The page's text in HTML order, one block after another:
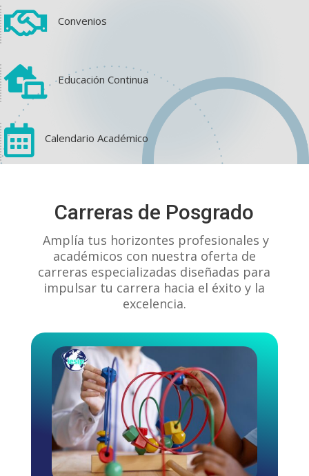
1 0
 Convenios
 Educación Continua
 Calendario Académico
Carreras de Posgrado
Amplía tus horizontes profesionales y
académicos con nuestra oferta de
carreras especializadas diseñadas para
impulsar tu carrera hacia el éxito y la
excelencia.